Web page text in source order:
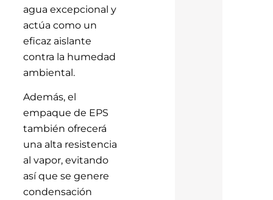
agua excepcional y
actúa como un
eficaz aislante
contra la humedad
ambiental.
Además, el
empaque de EPS
también ofrecerá
una alta resistencia
al vapor, evitando
así que se genere
condensación